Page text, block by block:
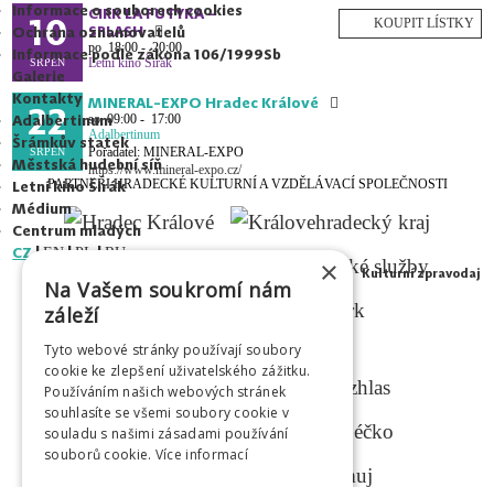
Informace o souborech cookies
Ochrana oznamovatelů
Informace podle zákona 106/1999Sb
Galerie
Kontakty
Adalbertinum
Šrámkův statek
Městská hudební síň
Letní kino Širák
Médium
Centrum mladých
CZ |EN|PL|RU
Kulturní zpravodaj
10
SRPEN
CIRK LA PUTYKA -
SPLASH
po 18:00 - 20:00
Letní kino Širák
22
SRPEN
MINERAL-EXPO Hradec Králové
so09:00 - 17:00
Adalbertinum
Pořadatel: MINERAL-EXPO
https://www.mineral-expo.cz/
PARTNEŘI HRADECKÉ KULTURNÍ A VZDĚLÁVACÍ SPOLEČNOSTI
MEDIÁLNÍ PARTNEŘI
×
Na Vašem soukromí nám
záleží
Tyto webové stránky používají soubory
cookie ke zlepšení uživatelského zážitku.
Používáním našich webových stránek
souhlasíte se všemi soubory cookie v
souladu s našimi zásadami používání
souborů cookie. Více informací